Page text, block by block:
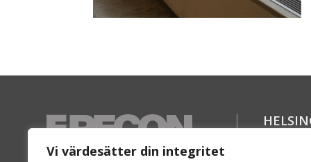
Vi värdesätter din integritet